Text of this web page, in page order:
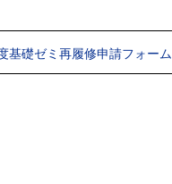
基礎ゼミ再履修申請フォーム